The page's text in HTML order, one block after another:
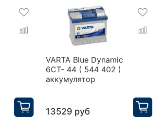
VARTA Blue Dynamic
6CT- 44 ( 544 402 )
аккумулятор
13529 руб